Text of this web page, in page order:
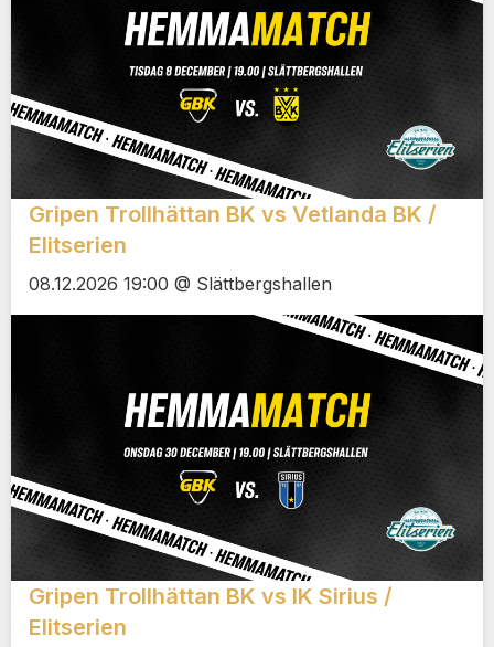
Gripen Trollhättan BK vs Vetlanda BK /
Elitserien
08.12.2026 19:00 @ Slättbergshallen
Gripen Trollhättan BK vs IK Sirius /
Elitserien